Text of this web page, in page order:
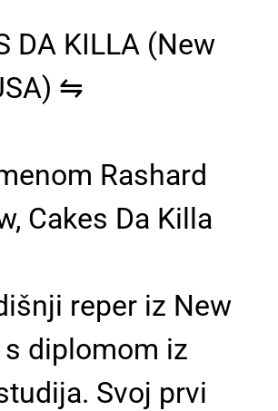
DA KILLA (New
⇋
Rashard
Cakes Da Killa
reper iz New
diplomom iz
Svoj prvi